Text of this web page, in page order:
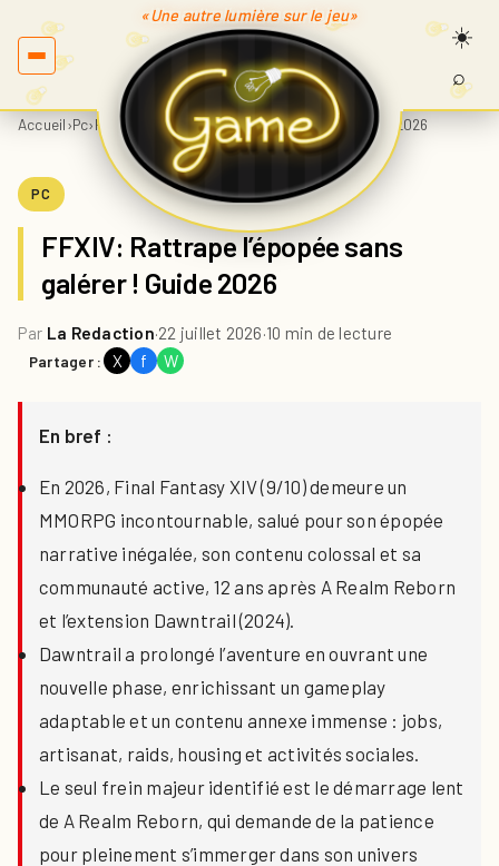
«Une autre lumière sur le jeu»
⌕
Accueil›Pc›FFXIV: Rattrape l’épopée sans galérer ! Guide 2026
PC
FFXIV: Rattrape l’épopée sans
galérer ! Guide 2026
Par La Redaction·22 juillet 2026·10 min de lecture
Partager : X f W
En bref :
En 2026, Final Fantasy XIV (9/10) demeure un
MMORPG incontournable, salué pour son épopée
narrative inégalée, son contenu colossal et sa
communauté active, 12 ans après A Realm Reborn
et l’extension Dawntrail (2024).
Dawntrail a prolongé l’aventure en ouvrant une
nouvelle phase, enrichissant un gameplay
adaptable et un contenu annexe immense : jobs,
artisanat, raids, housing et activités sociales.
Le seul frein majeur identifié est le démarrage lent
de A Realm Reborn, qui demande de la patience
pour pleinement s’immerger dans son univers